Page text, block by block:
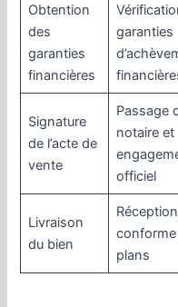
Obtention
des
garanties
financières
garanties
Signature
de l’acte de
vente
Passage
notaire et
officiel
Livraison
du bien
conforme
plans